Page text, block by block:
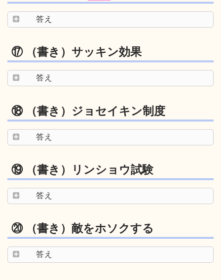
答え
⑰ （書き）サッキン効果
答え
⑱ （書き）ジョセイキン制度
答え
⑲ （書き）リンショウ試験
答え
⑳ （書き）敵をホソクする
答え